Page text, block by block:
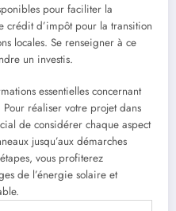
pour faciliter la
crédit d’impôt pour la transition
locales. Se renseigner à ce
un investis.
essentielles concernant
Pour réaliser votre projet dans
de considérer chaque aspect
jusqu’aux démarches
vous profiterez
de l’énergie solaire et